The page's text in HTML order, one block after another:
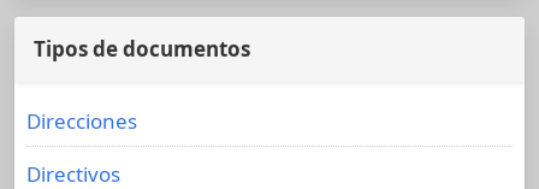
Tipos de documentos
Direcciones
Directivos